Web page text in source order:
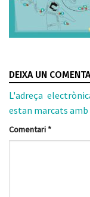
DEIXA UN
L'adreça
estan marcats amb
Comentari *